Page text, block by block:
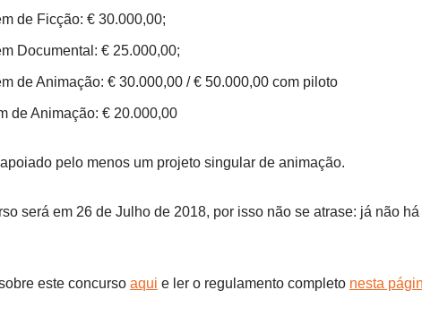
de Ficção: € 30.000,00;
Documental: € 25.000,00;
de Animação: € 30.000,00 / € 50.000,00 com piloto
de Animação: € 20.000,00
pelo menos um projeto singular de animação.
será em 26 de Julho de 2018, por isso não se atrase: já não
este concurso aqui e ler o regulamento completo nesta